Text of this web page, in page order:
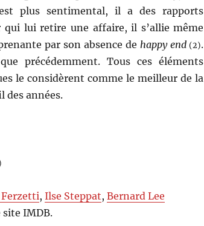
plus sentimental, il a des rapports
qui lui retire une affaire, il s’allie même
par son absence de happy end (2).
précédemment. Tous ces éléments
le considèrent comme le meilleur de la
des années.
Ferzetti,Ilse Steppat,Bernard Lee
site IMDB.